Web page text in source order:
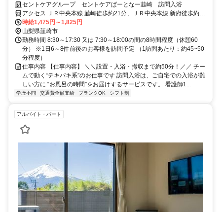
セントケアグループ セントケアぱーとなー韮崎 訪問入浴
アクセス ＪＲ中央本線 韮崎徒歩約21分、ＪＲ中央本線 新府徒歩約61
分、ＪＲ中央本線 塩崎出入口1徒歩約65分 JR中央本線「韮崎駅」よ
り徒歩20分
時給1,475円～1,825円
山梨県韮崎市
勤務時間 8:30～17:30 又は 7:30～18:00の間の8時間程度（休憩60
分） ※1日6～8件前後のお客様を訪問予定 （1訪問あたり：約45~50
分程度）
仕事内容 【仕事内容】 ＼＼設置・入浴・撤収まで約50分！／／ チー
ムで動く“テキパキ系”のお仕事です 訪問入浴は、ご自宅での入浴が難
しい方に “お風呂の時間”をお届けするサービスです。 看護師1...
学歴不問 交通費全額支給 ブランクOK シフト制
アルバイト・パート